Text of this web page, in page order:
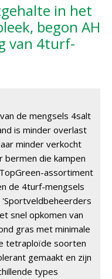
in het
begon AH
van 4turf-
de mengsels 4salt
is minder overlast
minder verkocht
die kampen
assortiment
de 4turf-mengsels
'Sportveldbeheerders
snel opkomen van
gras met minimale
tetraploïde soorten
gemaakt en zijn
types